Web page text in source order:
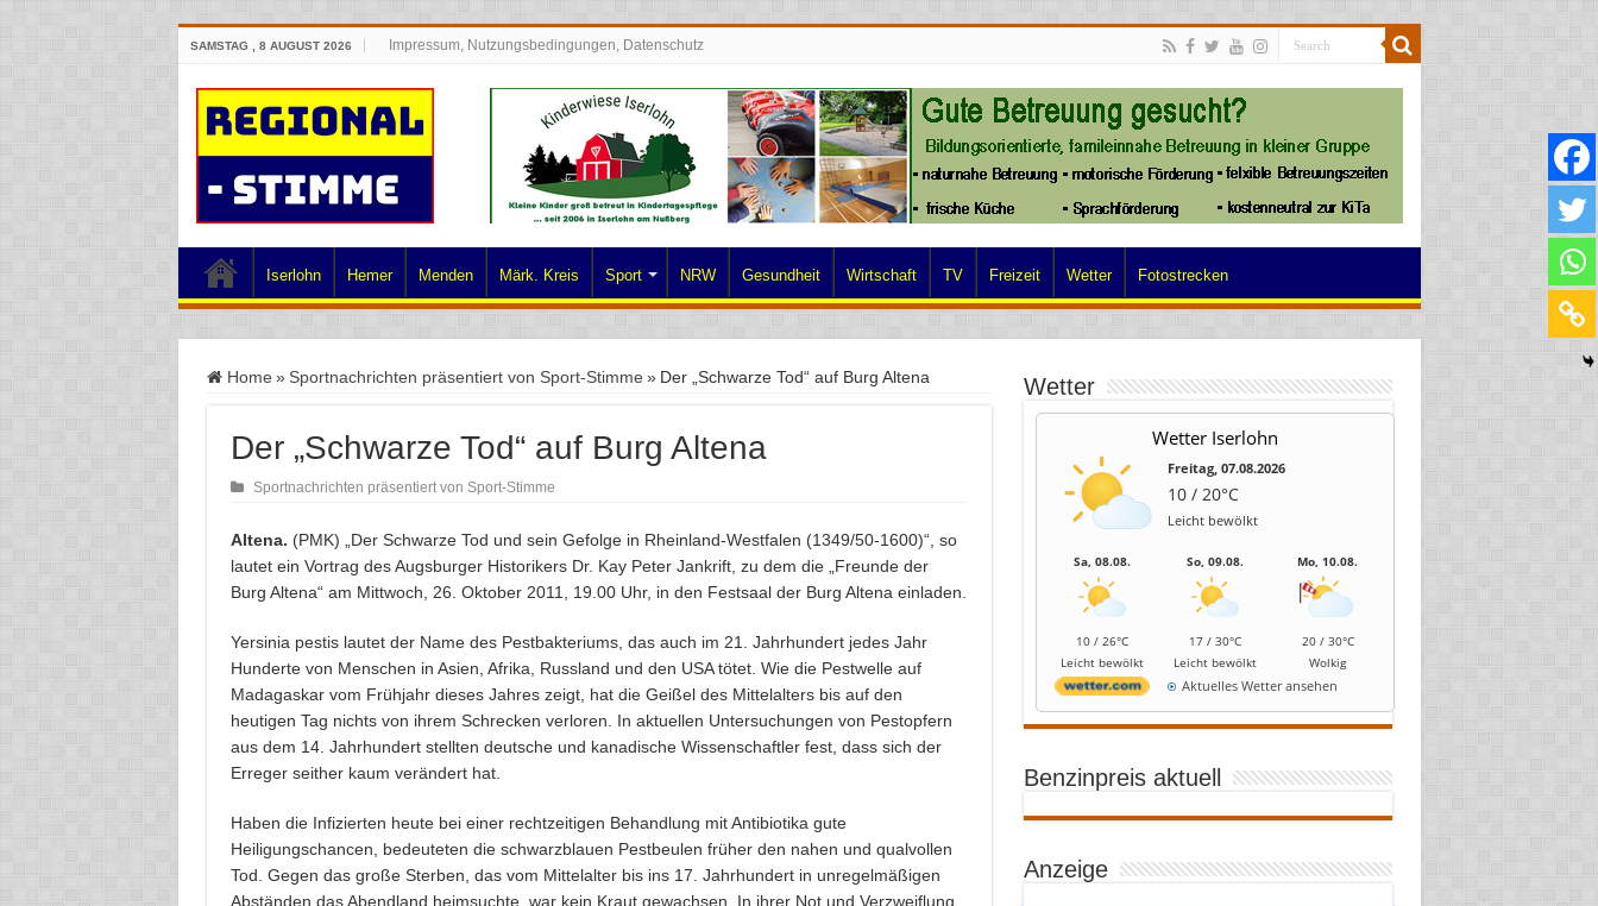
SAMSTAG , 8 AUGUST 2026 Impressum, Nutzungsbedingungen, Datenschutz
Iserlohn Hemer Menden Märk. Kreis Sport NRW Gesundheit Wirtschaft TV Freizeit Wetter Fotostrecken
Home » Sportnachrichten präsentiert von Sport-Stimme » Der „Schwarze Tod“ auf Burg Altena
Der „Schwarze Tod“ auf Burg Altena
Sportnachrichten präsentiert von Sport-Stimme
Altena. (PMK) „Der Schwarze Tod und sein Gefolge in Rheinland-Westfalen (1349/50-1600)“, so
lautet ein Vortrag des Augsburger Historikers Dr. Kay Peter Jankrift, zu dem die „Freunde der
Burg Altena“ am Mittwoch, 26. Oktober 2011, 19.00 Uhr, in den Festsaal der Burg Altena einladen.
Yersinia pestis lautet der Name des Pestbakteriums, das auch im 21. Jahrhundert jedes Jahr
Hunderte von Menschen in Asien, Afrika, Russland und den USA tötet. Wie die Pestwelle auf
Madagaskar vom Frühjahr dieses Jahres zeigt, hat die Geißel des Mittelalters bis auf den
heutigen Tag nichts von ihrem Schrecken verloren. In aktuellen Untersuchungen von Pestopfern
aus dem 14. Jahrhundert stellten deutsche und kanadische Wissenschaftler fest, dass sich der
Erreger seither kaum verändert hat.
Haben die Infizierten heute bei einer rechtzeitigen Behandlung mit Antibiotika gute
Heiligungschancen, bedeuteten die schwarzblauen Pestbeulen früher den nahen und qualvollen
Tod. Gegen das große Sterben, das vom Mittelalter bis ins 17. Jahrhundert in unregelmäßigen
Abständen das Abendland heimsuchte, war kein Kraut gewachsen. In ihrer Not und Verzweiflung
Wetter
Wetter Iserlohn
Freitag, 07.08.2026
10 / 20°C
Leicht bewölkt
Sa, 08.08.
10 / 26°C
Leicht bewölkt
So, 09.08.
17 / 30°C
Leicht bewölkt
Mo, 10.08.
20 / 30°C
Wolkig
Aktuelles Wetter ansehen
Benzinpreis aktuell
Anzeige